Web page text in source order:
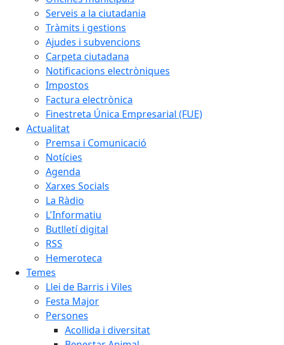
Serveis a la ciutadania
Tràmits i gestions
Ajudes i subvencions
Carpeta ciutadana
Notificacions electròniques
Impostos
Factura electrònica
Finestreta Única Empresarial (FUE)
Actualitat
Premsa i Comunicació
Notícies
Agenda
Xarxes Socials
La Ràdio
L'Informatiu
Butlletí digital
RSS
Hemeroteca
Temes
Llei de Barris i Viles
Festa Major
Persones
Acollida i diversitat